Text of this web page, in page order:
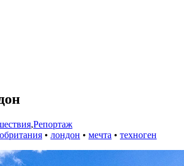
,Репортаж
• лондон • мечта • техноген